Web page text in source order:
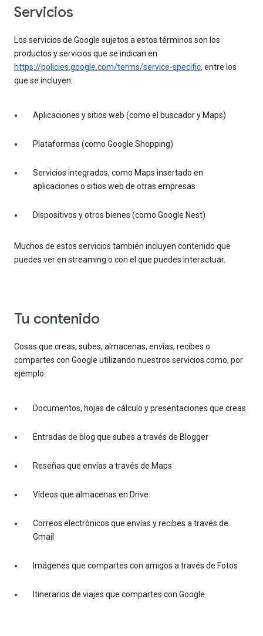
servicios
Los servicios de Google sujetos a estos términos son los
productos y servicios que se indican en
https://policies.google.com/terms/service-specific, entre los
que se incluyen:
Aplicaciones y sitios web (como el buscador y Maps)
Plataformas (como Google Shopping)
Servicios integrados, como Maps insertado en
aplicaciones o sitios web de otras empresas
Dispositivos y otros bienes (como Google Nest)
Muchos de estos servicios también incluyen contenido que
puedes ver en streaming o con el que puedes interactuar.
tu contenido
Cosas que creas, subes, almacenas, envías, recibes o
compartes con Google utilizando nuestros servicios como, por
ejemplo:
Documentos, hojas de cálculo y presentaciones que creas
Entradas de blog que subes a través de Blogger
Reseñas que envías a través de Maps
Vídeos que almacenas en Drive
Correos electrónicos que envías y recibes a través de
Gmail
Imágenes que compartes con amigos a través de Fotos
Itinerarios de viajes que compartes con Google